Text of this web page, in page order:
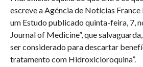
escreve a Agéncia de Notícias France
um Estudo publicado quinta-feira, 7,
Journal of Medicine”, que
ser considerado para descartar
tratamento com Hidroxicloroquina”.